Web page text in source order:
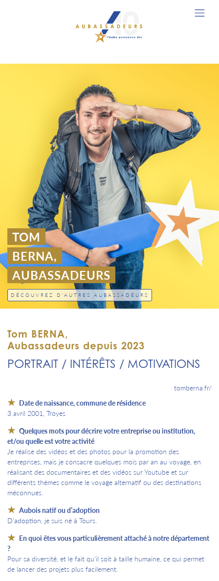
TOM
BERNA,
AUBASSADEURS
DÉCOUVREZ D'AUTRES AUBASSADEURS
Tom BERNA,
Aubassadeurs depuis 2023
PORTRAIT / INTÉRÊTS / MOTIVATIONS
tomberna.fr/
Date de naissance, commune de résidence
3 avril 2001, Troyes
Quelques mots pour décrire votre entreprise ou institution,
et/ou quelle est votre activité
Je réalise des vidéos et des photos pour la promotion des
entreprises, mais je consacre quelques mois par an au voyage, en
réalisant des documentaires et des vidéos sur Youtube et sur
différents thèmes comme le voyage alternatif ou des destinations
méconnues.
Aubois natif ou d’adoption
D'adoption, je suis né à Tours.
En quoi êtes vous particulièrement attaché à notre département
?
Pour sa diversité, et le fait qu'il soit à taille humaine, ce qui permet
de lancer des projets plus facilement.